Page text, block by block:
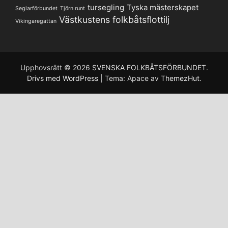
Seglarförbundet Tjörn runt tursegling Tyska mästerskapet
Vikingaregattan Västkustens folkbåtsflottilj
Upphovsrätt © 2026 SVENSKA FOLKBÅTSFÖRBUNDET.
Drivs med WordPress
Tema: Apace av ThemezHut.